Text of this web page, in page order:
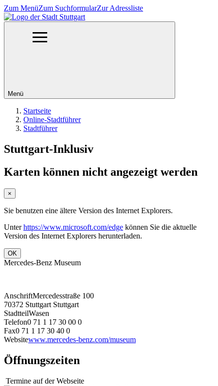
Zum MenüZum SuchformularZur Adressliste
Menü
Startseite
Online-Stadtführer
Stadtführer
Stuttgart-Inklusiv
Karten können nicht angezeigt werden
×
Sie benutzen eine ältere Version des Internet Explorers.
Unterhttps://www.microsoft.com/edge können Sie die aktuelle
Version des Internet Explorers herunterladen.
OK
Mercedes-Benz Museum
AnschriftMercedesstraße 100
70372 Stuttgart Stuttgart
StadtteilWasen
Telefon0 71 1 17 30 00 0
Fax0 71 1 17 30 40 0
Websitewww.mercedes-benz.com/museum
Öffnungszeiten
Termine auf der Webseite